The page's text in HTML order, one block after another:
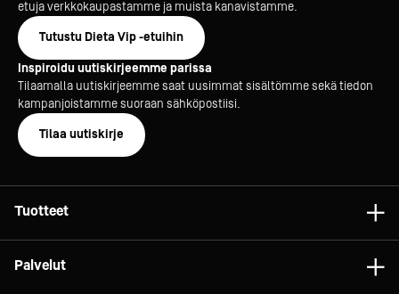
etuja verkkokaupastamme ja muista kanavistamme.
Tutustu Dieta Vip -etuihin
Inspiroidu uutiskirjeemme parissa
Tilaamalla uutiskirjeemme saat uusimmat sisältömme sekä tiedon
kampanjoistamme suoraan sähköpostiisi.
Tilaa uutiskirje
Tuotteet
Palvelut